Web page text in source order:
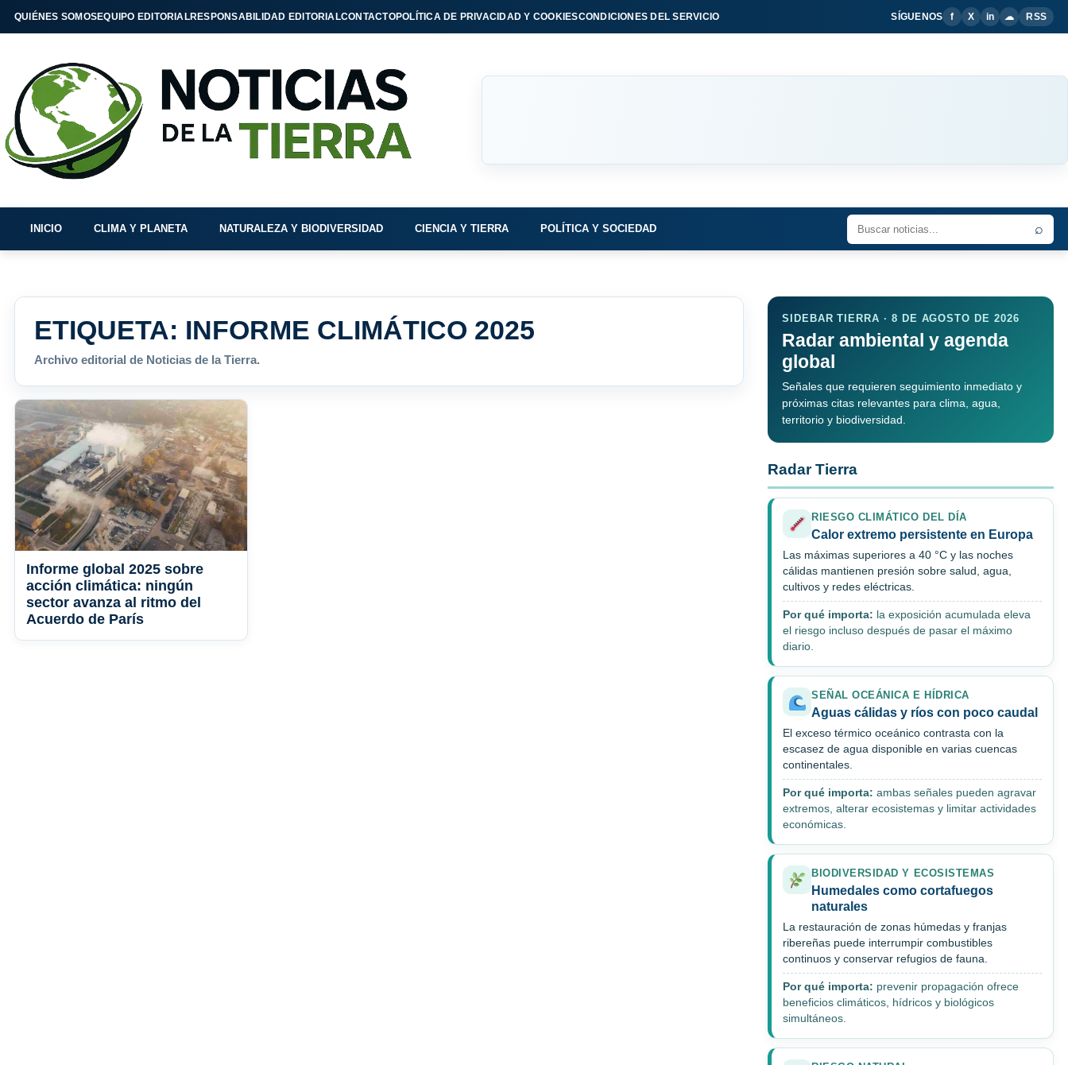
QUIÉNES SOMOSEQUIPO EDITORIALRESPONSABILIDAD EDITORIALCONTACTOPOLÍTICA DE PRIVACIDAD Y COOKIESCONDICIONES DEL SERVICIO SÍGUENOS f X in ☁ RSS
INICIO CLIMA Y PLANETA NATURALEZA Y BIODIVERSIDAD CIENCIA Y TIERRA POLÍTICA Y SOCIEDAD ⌕
ETIQUETA: INFORME CLIMÁTICO 2025
Archivo editorial de Noticias de la Tierra.
Informe global 2025 sobre
acción climática: ningún
sector avanza al ritmo del
Acuerdo de París
SIDEBAR TIERRA · 8 DE AGOSTO DE 2026
Radar ambiental y agenda
global
Señales que requieren seguimiento inmediato y
próximas citas relevantes para clima, agua,
territorio y biodiversidad.
Radar Tierra
RIESGO CLIMÁTICO DEL DÍA
Calor extremo persistente en Europa
Las máximas superiores a 40 °C y las noches
cálidas mantienen presión sobre salud, agua,
cultivos y redes eléctricas.
Por qué importa: la exposición acumulada eleva
el riesgo incluso después de pasar el máximo
diario.
SEÑAL OCEÁNICA E HÍDRICA
Aguas cálidas y ríos con poco caudal
El exceso térmico oceánico contrasta con la
escasez de agua disponible en varias cuencas
continentales.
Por qué importa: ambas señales pueden agravar
extremos, alterar ecosistemas y limitar actividades
económicas.
BIODIVERSIDAD Y ECOSISTEMAS
Humedales como cortafuegos
naturales
La restauración de zonas húmedas y franjas
ribereñas puede interrumpir combustibles
continuos y conservar refugios de fauna.
Por qué importa: prevenir propagación ofrece
beneficios climáticos, hídricos y biológicos
simultáneos.